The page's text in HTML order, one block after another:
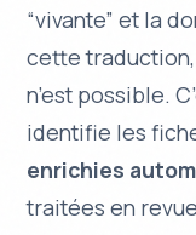
“vivante” et la
cette
n’est possible.
identifie les
enrichies
traitées en